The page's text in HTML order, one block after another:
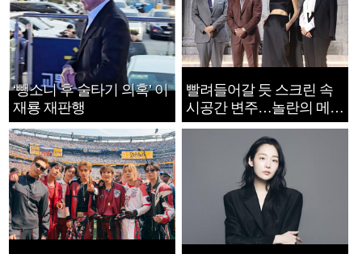
‘뺑소니 후 술타기 의혹’ 이
재룡 재판행
빨려들어갈 듯 스크린 속
시공간 변주…놀란의 메시
지는 ‘전쟁 속죄’